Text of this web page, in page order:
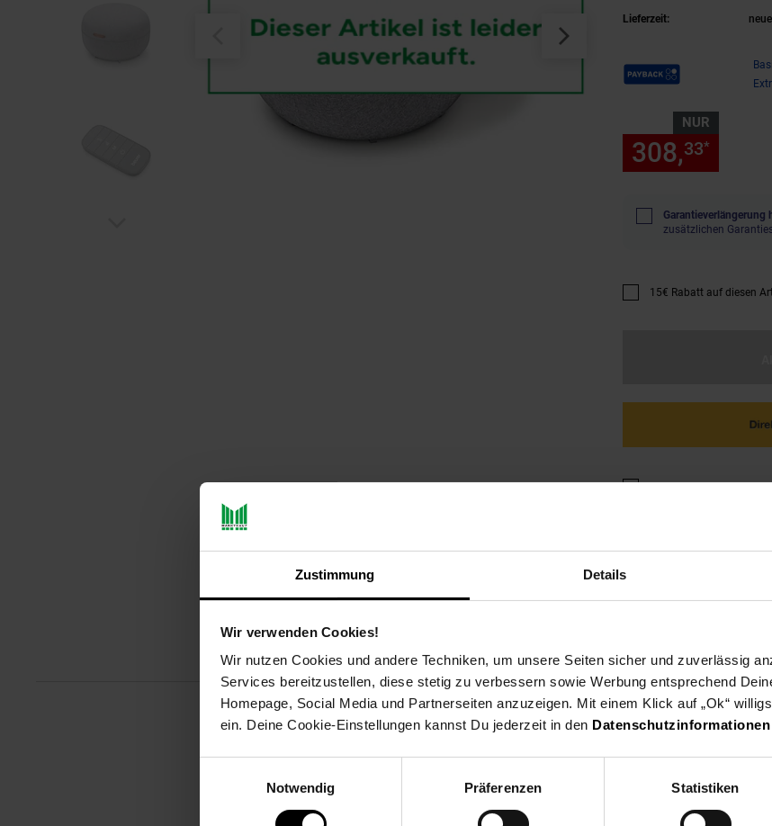
Zustimmung Details
Wir verwenden Cookies!
Wir nutzen Cookies und andere Techniken, um unsere Seiten sicher und zuverlässig
Services bereitzustellen, diese stetig zu verbessern sowie Werbung entsprechend
Homepage, Social Media und Partnerseiten anzuzeigen. Mit einem Klick auf „Ok“
ein. Deine Cookie-Einstellungen kannst Du jederzeit in den Datenschutzinformationen
Notwendig
Präferenzen Statistiken
Lieferzeit:
Payback Punkte
NUR
308,33*
Garantieverlängerung
zusätzlichen
Promotion "15€ Rabatt
15€ Rabatt auf diesen
Ja, ich möchte ein
Produktbeschreibung Versandinformationen Herstellerinformationen
Das FM 120 2-in-1 Shiatsu-Fußmassagegerät vereint wohnliches Design und wohltuende
Luftkompressions- und Shiatsu Massage des FM 120 bringt Entspannung und Regeneration
Artikelnummer: 3094294000